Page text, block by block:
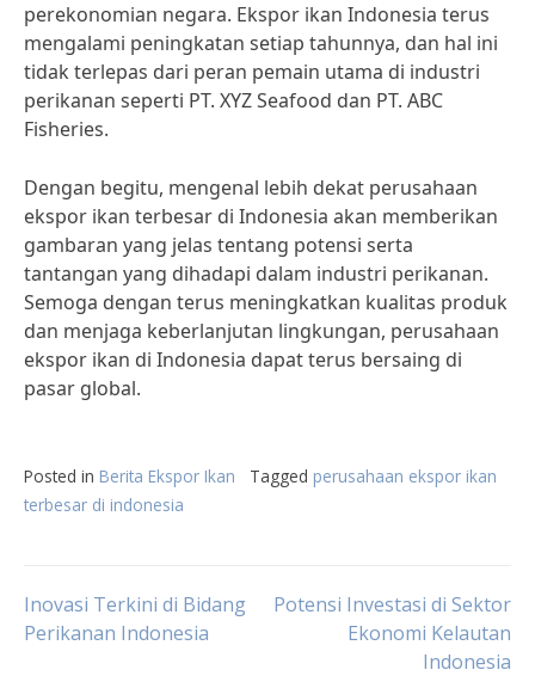
perekonomian negara. Ekspor ikan Indonesia terus
mengalami peningkatan setiap tahunnya, dan hal ini
tidak terlepas dari peran pemain utama di industri
perikanan seperti PT. XYZ Seafood dan PT. ABC
Fisheries.
Dengan begitu, mengenal lebih dekat perusahaan
ekspor ikan terbesar di Indonesia akan memberikan
gambaran yang jelas tentang potensi serta
tantangan yang dihadapi dalam industri perikanan.
Semoga dengan terus meningkatkan kualitas produk
dan menjaga keberlanjutan lingkungan, perusahaan
ekspor ikan di Indonesia dapat terus bersaing di
pasar global.
Posted in Berita Ekspor Ikan Tagged perusahaan ekspor ikan
terbesar di indonesia
Post
Inovasi Terkini di Bidang
Perikanan Indonesia
Potensi Investasi di Sektor
Ekonomi Kelautan
Indonesia